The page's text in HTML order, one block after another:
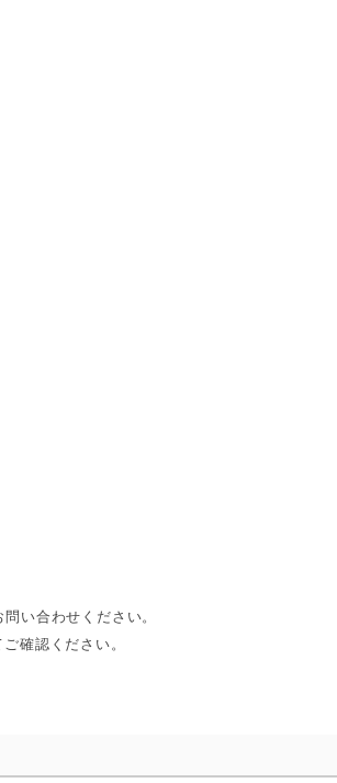
い合わせください。
確認ください。